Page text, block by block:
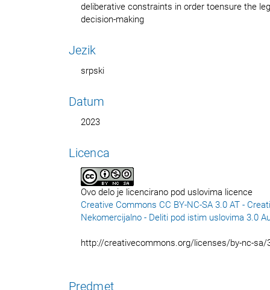
deliberative constraints in order toensure the
decision-making
Jezik
srpski
Datum
2023
Licenca
Ovo delo je licencirano pod uslovima licence
Creative Commons CC BY-NC-SA 3.0 AT -
Nekomercijalno - Deliti pod istim uslovima 3.0
http://creativecommons.org/licenses/by-nc-
Predmet